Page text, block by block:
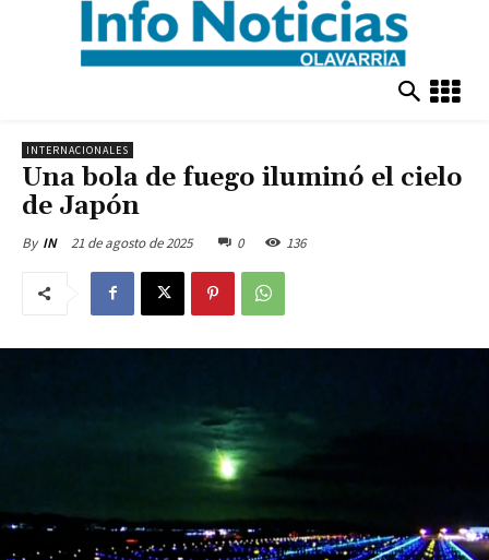
INTERNACIONALES
Una bola de fuego iluminó el cielo
de Japón
By IN 21 de agosto de 2025 0 136